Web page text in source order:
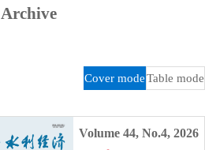
Archive
Cover modeTable mode
Volume 44, No.4, 2026